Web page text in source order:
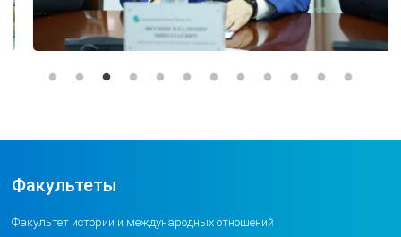
Факультеты
Факультет истории и международных отношений